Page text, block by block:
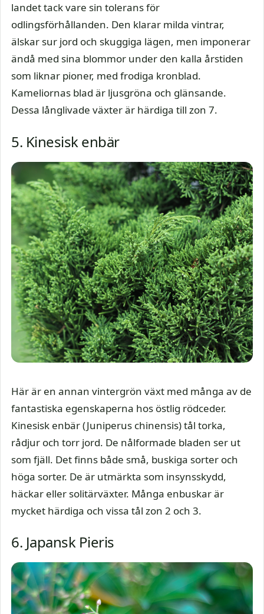
landet tack vare sin tolerans för
odlingsförhållanden. Den klarar milda vintrar,
älskar sur jord och skuggiga lägen, men imponerar
ändå med sina blommor under den kalla årstiden
som liknar pioner, med frodiga kronblad.
Kameliornas blad är ljusgröna och glänsande.
Dessa långlivade växter är härdiga till zon 7.
5. Kinesisk enbär
Här är en annan vintergrön växt med många av de
fantastiska egenskaperna hos östlig rödceder.
Kinesisk enbär (Juniperus chinensis) tål torka,
rådjur och torr jord. De nålformade bladen ser ut
som fjäll. Det finns både små, buskiga sorter och
höga sorter. De är utmärkta som insynsskydd,
häckar eller solitärväxter. Många enbuskar är
mycket härdiga och vissa tål zon 2 och 3.
6. Japansk Pieris